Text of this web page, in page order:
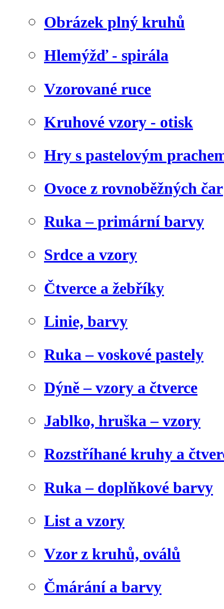
Obrázek plný kruhů
Hlemýžď - spirála
Vzorované ruce
Kruhové vzory - otisk
Hry s pastelovým
Ovoce z rovnoběžných čar
Ruka – primární barvy
Srdce a vzory
Čtverce a žebříky
Linie, barvy
Ruka – voskové pastely
Dýně – vzory a čtverce
Jablko, hruška – vzory
Rozstříhané kruhy a
Ruka – doplňkové barvy
List a vzory
Vzor z kruhů, oválů
Čmárání a barvy